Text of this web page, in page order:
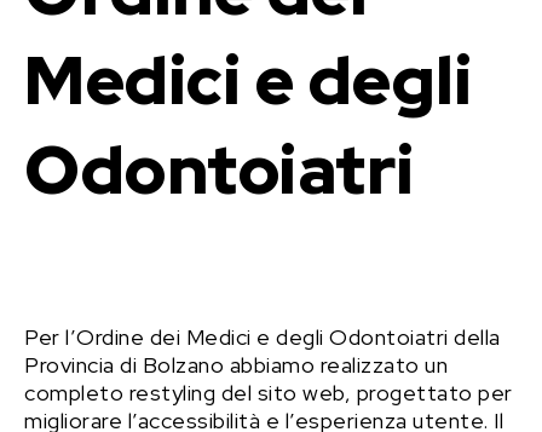
Medici e degli
Odontoiatri
Per l’Ordine dei Medici e degli Odontoiatri della
Provincia di Bolzano abbiamo realizzato un
completo restyling del sito web, progettato per
migliorare l’accessibilità e l’esperienza utente. Il